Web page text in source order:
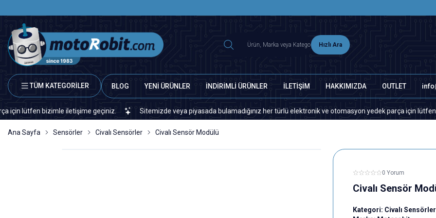
Hızlı Ara
TÜM KATEGORİLER BLOG YENİ ÜRÜNLER İNDİRİMLİ ÜRÜNLER İLETİŞİM HAKKIMIZDA OUTLET
bizimle iletişime geçiniz. Sitemizde veya piyasada bulamadığınız her türlü elektronik ve otomasyon yedek parça için lütfen
Ana Sayfa Sensörler Civalı Sensörler Civalı Sensör Modülü
0 Yorum
Civalı Sensör
Kategori: Civalı Sensörler